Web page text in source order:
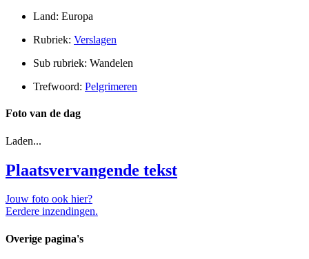
Land: Europa
Rubriek: Verslagen
Sub rubriek: Wandelen
Trefwoord: Pelgrimeren
Foto van de dag
Laden...
Plaatsvervangende tekst
Jouw foto ook hier?
Eerdere inzendingen.
Overige pagina's